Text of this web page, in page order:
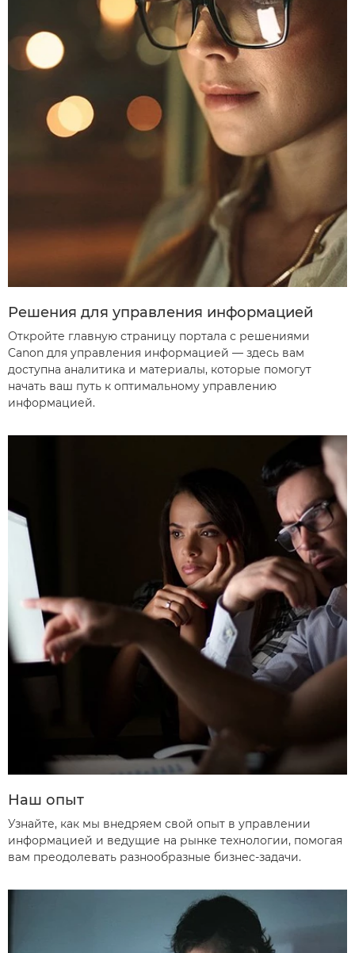
Решения для управления информацией
Откройте главную страницу портала с решениями
Canon для управления информацией — здесь вам
доступна аналитика и материалы, которые помогут
начать ваш путь к оптимальному управлению
информацией.
Наш опыт
Узнайте, как мы внедряем свой опыт в управлении
информацией и ведущие на рынке технологии, помогая
вам преодолевать разнообразные бизнес-задачи.